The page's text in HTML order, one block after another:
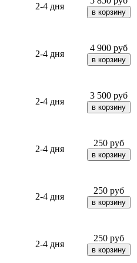
2-4 дня
2-4 дня
4 900 руб
2-4 дня
3 500 руб
2-4 дня
250 руб
2-4 дня
250 руб
2-4 дня
250 руб